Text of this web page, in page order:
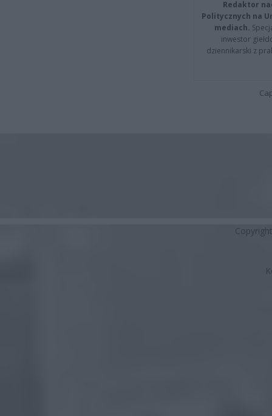
Redaktor
Politycznych na
mediach.
inwestor
dziennikarski z